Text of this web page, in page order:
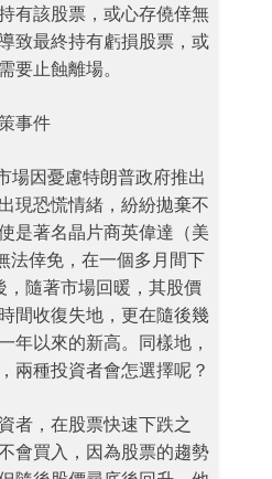
有該股票，或心存僥倖無
致最終持有虧損股票，或
要止蝕離場。
事件
場因憂慮特朗普政府推出
現恐慌情緒，紛紛拋棄不
是著名晶片商英偉達（美
法倖免，在一個多月間下
，隨著市場回暖，其股價
間收復失地，更在隨後幾
年以來的新高。同樣地，
兩種投資者會怎選擇呢？
者，在股票快速下跌之
會買入，因為股票的趨勢